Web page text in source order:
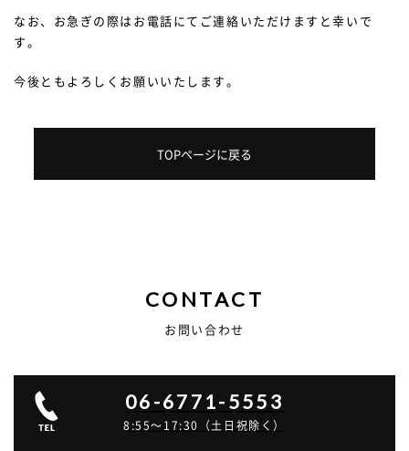
なお、お急ぎの際はお電話にてご連絡いただけますと幸いで
す。
今後ともよろしくお願いいたします。
TOPページに戻る
CONTACT
お問い合わせ
06-6771-5553
8:55～17:30（土日祝除く）